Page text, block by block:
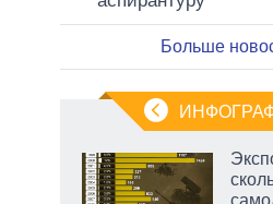
Больше